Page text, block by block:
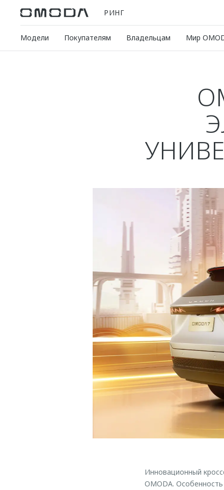
РИНГ
Модели Покупателям Владельцам Мир
Инновационный
OMODA.